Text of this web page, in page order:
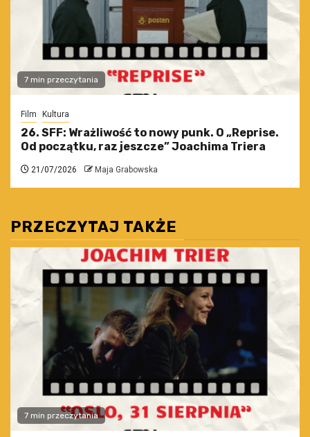
7 min przeczytania
Film Kultura
26. SFF: Wrażliwość to nowy punk. O „Reprise.
Od początku, raz jeszcze” Joachima Triera
21/07/2026 Maja Grabowska
PRZECZYTAJ TAKŻE
7 min przeczytania